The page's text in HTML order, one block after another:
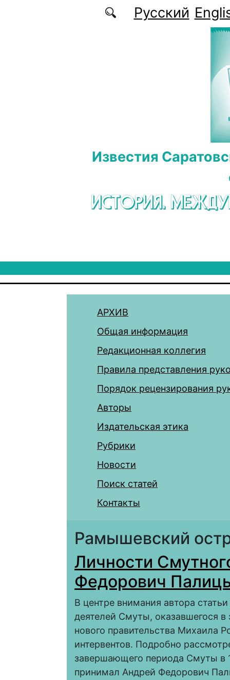
Перейти к основному содержаниюРусский
Известия
ИСТОРИЯ.
АРХИВ
Общая информация
Редакционная коллегия
Правила представления
Порядок рецензирования
Авторы
Издательская этика
Рубрики
Новости
Поиск статей
Контакты
Рамышевский
Личности
Федорович
В центре внимания автора
деятелей Смуты, оказавшегося
нового правительства Михаила
интервентов. Подробно
завершающего периода Смуты в
принимал Андрей Федорович